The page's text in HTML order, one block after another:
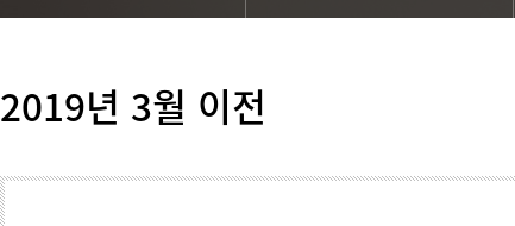
2019년 3월 이전